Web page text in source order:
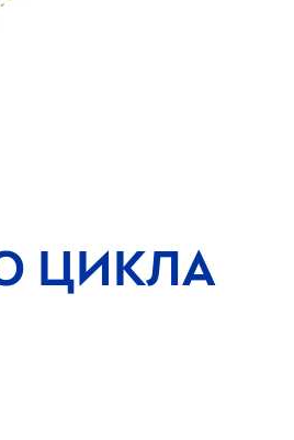
ЦИКЛА